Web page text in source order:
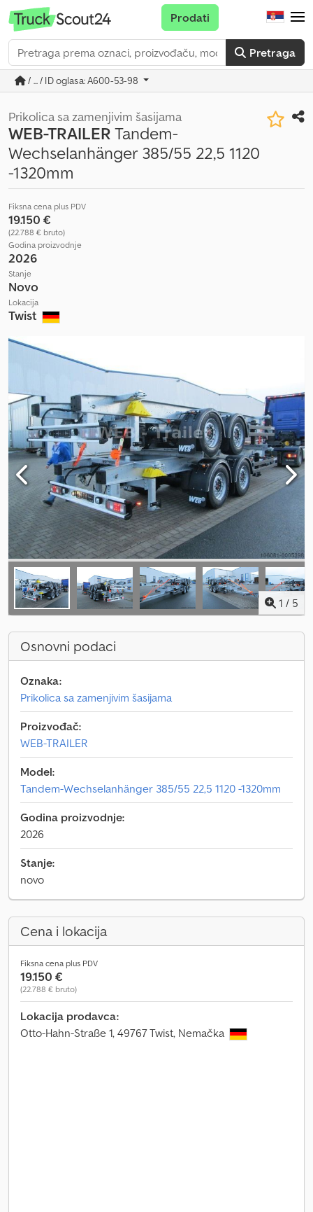
Pretraga
Prodati
/ ... / ID oglasa: A600-53-98
Prikolica sa zamenjivim šasijama
WEB-TRAILERTandem-
Wechselanhänger 385/55 22,5 1120
-1320mm
Fiksna cena plus PDV
19.150 €
(22.788 € bruto)
Godina proizvodnje
2026
Stanje
Novo
Lokacija
Twist
1 / 5
Osnovni podaci
Oznaka:
Prikolica sa zamenjivim šasijama
Proizvođač:
WEB-TRAILER
Model:
Tandem-Wechselanhänger 385/55 22,5 1120 -1320mm
Godina proizvodnje:
2026
Stanje:
novo
Cena i lokacija
Fiksna cena plus PDV
19.150 €
(22.788 € bruto)
Lokacija prodavca:
Otto-Hahn-Straße 1, 49767 Twist, Nemačka